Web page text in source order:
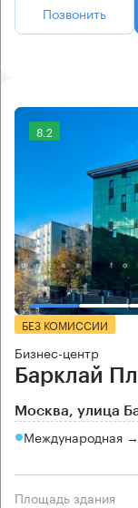
Позвонить
8.2
БЕЗ КОМИССИИ
Бизнес-центр
Барклай
Москва, улица
Международная
Площадь здания